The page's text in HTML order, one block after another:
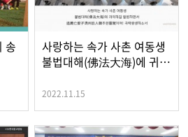
송
사랑하는 속가 사촌 여동생
불법대해(佛法大海)에 귀…
2022.11.15